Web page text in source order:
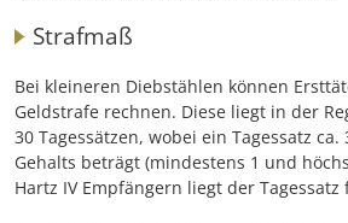
Strafmaß
Bei kleineren Diebstählen können
Geldstrafe rechnen. Diese liegt in der
30 Tagessätzen, wobei ein Tagessatz
Gehalts beträgt (mindestens 1 und
Hartz IV Empfängern liegt der Tagessatz